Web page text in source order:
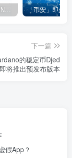
「币安」如何找到NFT合约地址？
下一篇
的稳定币Djed
即将推出预发布版本
假App？